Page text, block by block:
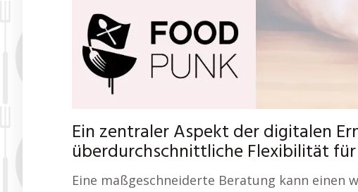
Ein zentraler Aspekt der digitalen
überdurchschnittliche Flexibilität
Eine maßgeschneiderte Beratung kann einen